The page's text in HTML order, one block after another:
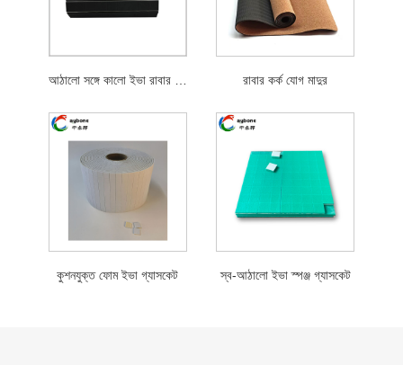
রাবার কর্ক যোগ মাদুর
কুশনযুক্ত ফোম ইভা গ্যাসকেট স্ব-আঠালো ইভা স্পঞ্জ গ্যাসকেট